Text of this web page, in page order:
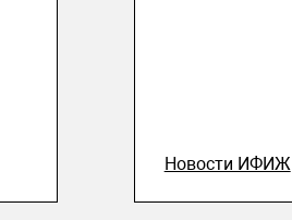
Новости ИФИЖ